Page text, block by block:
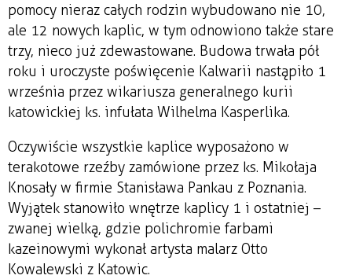
pomocy nieraz całych rodzin wybudowano nie 10,
ale 12 nowych kaplic, w tym odnowiono także stare
trzy, nieco już zdewastowane. Budowa trwała pół
roku i uroczyste poświęcenie Kalwarii nastąpiło 1
września przez wikariusza generalnego kurii
katowickiej ks. infułata Wilhelma Kasperlika.
Oczywiście wszystkie kaplice wyposażono w
terakotowe rzeźby zamówione przez ks. Mikołaja
Knosały w firmie Stanisława Pankau z Poznania.
Wyjątek stanowiło wnętrze kaplicy 1 i ostatniej –
zwanej wielką, gdzie polichromie farbami
kazeinowymi wykonał artysta malarz Otto
Kowalewski z Katowic.